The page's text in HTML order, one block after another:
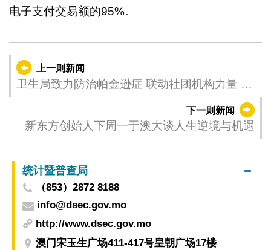
电子支付交易额的95%。
上一则新闻
卫生局致力防治帕金逊症 联动社团机构力量 打
下一则新闻
新东方创始人下周一于澳大谈人生逆境与机遇
统计暨普查局
（853）2872 8188
info@dsec.gov.mo
http://www.dsec.gov.mo
澳门宋玉生广场411-417号皇朝广场17楼